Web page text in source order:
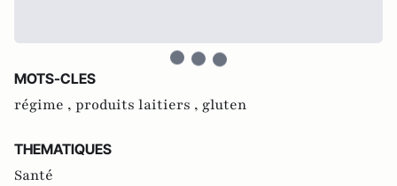
MOTS-CLES
régime , produits laitiers , gluten
THEMATIQUES
Santé